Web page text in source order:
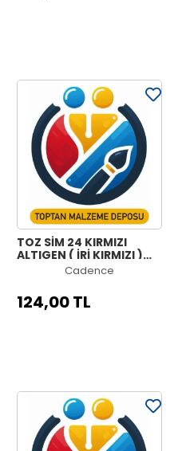
TOZ SİM 24 KIRMIZI
ALTIGEN ( İRİ KIRMIZI )
Cadence
124,00 TL